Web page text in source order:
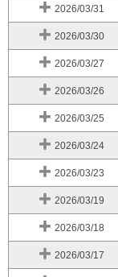
2026/03/31
2026/03/30
2026/03/27
2026/03/26
2026/03/25
2026/03/24
2026/03/23
2026/03/19
2026/03/18
2026/03/17